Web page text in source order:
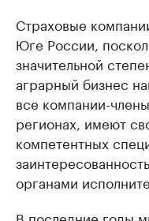
Страховые
Юге России,
значительной
аграрный бизнес
все компании-
регионах, имеют
компетентных
органами